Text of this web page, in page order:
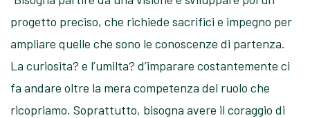
progetto preciso, che richiede sacrifici e impegno per
ampliare quelle che sono le conoscenze di partenza.
La curiosita? e l’umilta? d’imparare costantemente ci
fa andare oltre la mera competenza del ruolo che
ricopriamo. Soprattutto, bisogna avere il coraggio di